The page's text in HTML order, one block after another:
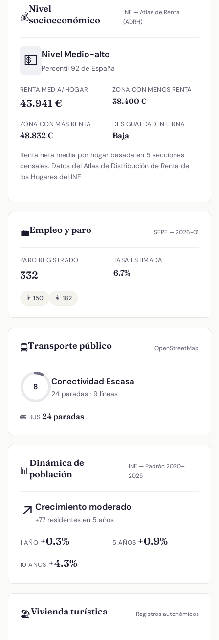
💰
Nivel
socioeconómico
INE — Atlas de Renta
(ADRH)
💵 Nivel Medio-alto
Percentil 92 de España
RENTA MEDIA/HOGAR
43.941 €
ZONA CON MENOS RENTA
38.400 €
ZONA CON MÁS RENTA
48.832 €
DESIGUALDAD INTERNA
Baja
Renta neta media por hogar basada en 5 secciones
censales. Datos del Atlas de Distribución de Renta de
los Hogares del INE.
💼Empleo y paro SEPE — 2026-01
PARO REGISTRADO
332
TASA ESTIMADA
6.7%
👨 150 👩 182
🚍Transporte público OpenStreetMap
8
Conectividad Escasa
24 paradas · 9 líneas
🚌 BUS 24 paradas
📊
Dinámica de
población
INE — Padrón 2020–
2025
↗ Crecimiento moderado
+77 residentes en 5 años
1 AÑO +0.3% 5 AÑOS +0.9%
10 AÑOS +4.3%
🏖️Vivienda turística Registros autonómicos